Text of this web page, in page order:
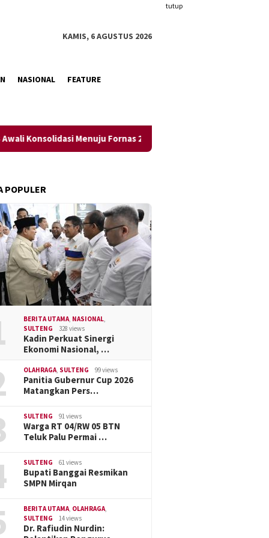
tutup
KAMIS, 6 AGUSTUS 2026
NASIONAL FEATURE
Menuju Fornas 2027 Mendatang
POPULER
BERITA UTAMA NASIONAL
SULTENG
328 views
Kadin Perkuat Sinergi
Ekonomi Nasional, …
OLAHRAGA SULTENG 99 views
Panitia Gubernur Cup 2026
Matangkan Pers…
SULTENG 91 views
Warga RT 04/RW 05 BTN
Teluk Palu Permai …
SULTENG 61 views
Bupati Banggai Resmikan
SMPN Mirqan
BERITA UTAMA OLAHRAGA
SULTENG
14 views
Dr. Rafiudin Nurdin: